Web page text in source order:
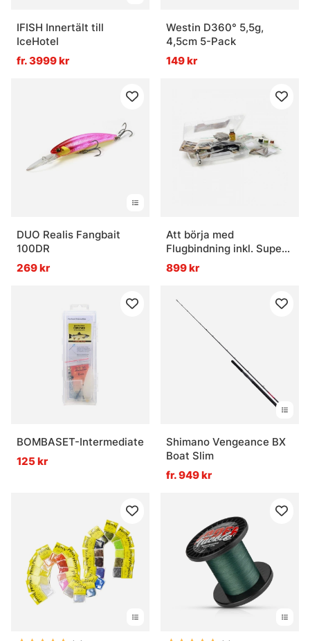
IFISH Innertält till
IceHotel
fr. 3999 kr
Westin D360° 5,5g,
4,5cm 5-Pack
149 kr
DUO Realis Fangbait
100DR
269 kr
Att börja med
Flugbindning inkl. Super
A Städ
899 kr
BOMBASET-Intermediate
125 kr
Shimano Vengeance BX
Boat Slim
fr. 949 kr